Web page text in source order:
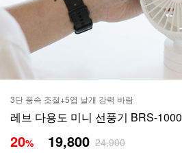
3단 풍속 조절+5엽 날개 강력 바람
레브 다용도 미니 선풍기 BRS-1000
20% 19,800 24,900